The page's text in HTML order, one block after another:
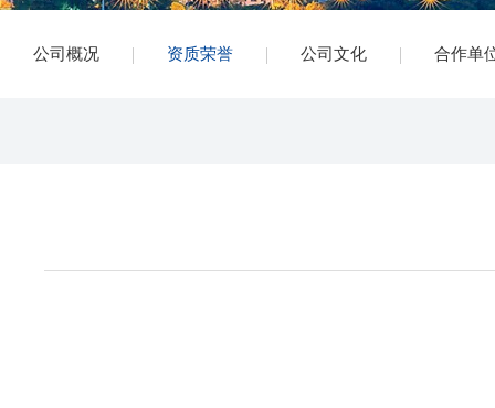
公司概况 资质荣誉 公司文化 合作单